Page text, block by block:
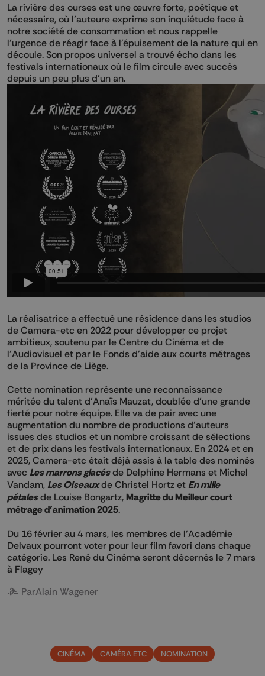
La rivière des ourses est une œuvre forte, poétique et
nécessaire, où l’auteure exprime son inquiétude face à
notre société de consommation et nous rappelle
l’urgence de réagir face à l’épuisement de la nature qui en
découle. Son propos universel a trouvé écho dans les
festivals internationaux où le film circule avec succès
depuis un peu plus d’un an.
La réalisatrice a effectué une résidence dans les studios
de Camera-etc en 2022 pour développer ce projet
ambitieux, soutenu par le Centre du Cinéma et de
l’Audiovisuel et par le Fonds d’aide aux courts métrages
de la Province de Liège.
Cette nomination représente une reconnaissance
méritée du talent d’Anaïs Mauzat, doublée d’une grande
fierté pour notre équipe. Elle va de pair avec une
augmentation du nombre de productions d’auteurs
issues des studios et un nombre croissant de sélections
et de prix dans les festivals internationaux. En 2024 et en
2025, Camera-etc était déjà assis à la table des nominés
avec Les marrons glacésde Delphine Hermans et Michel
Vandam, Les Oiseauxde Christel Hortz et En mille
pétalesde Louise Bongartz, Magritte du Meilleur court
métrage d’animation 2025.
Du 16 février au 4 mars, les membres de l’Académie
Delvaux pourront voter pour leur film favori dans chaque
catégorie. Les René du Cinéma seront décernés le 7 mars
à Flagey
ParAlain Wagener
CINÉMA CAMÉRA ETC NOMINATION